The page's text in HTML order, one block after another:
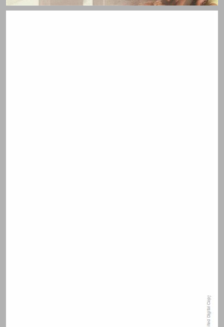
אקטואליה במדיה - שגרה וחירום ילדים בגיל הרך צופים במהדורת החדשות ... 0